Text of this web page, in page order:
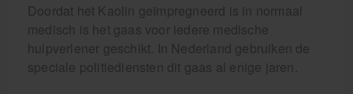
Doordat het Kaolin geïmpregneerd is in normaal
medisch is het gaas voor iedere medische
hulpverlener geschikt. In Nederland gebruiken de
speciale politiediensten dit gaas al enige jaren.